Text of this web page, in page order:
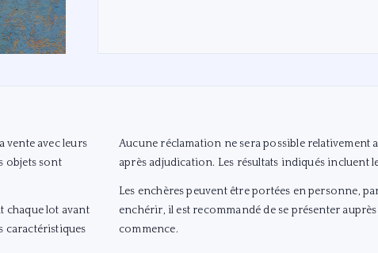
vente avec leurs
objets sont
chaque lot avant
caractéristiques
Aucune réclamation ne sera possible relativement
après adjudication. Les résultats indiqués incluent
Les enchères peuvent être portées en personne,
enchérir, il est recommandé de se présenter
commence.